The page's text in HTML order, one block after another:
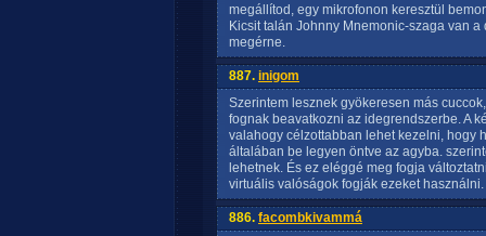
megállítod, egy mikrofonon keresztül
Kicsit talán Johnny Mnemonic-szaga van
megérne.
887. inigom
Szerintem lesznek gyökeresen más
fognak beavatkozni az idegrendszerbe. A
valahogy célzottabban lehet kezelni, hogy
általában be legyen öntve az agyba.
lehetnek. És ez eléggé meg fogja
virtuális valóságok fogják ezeket használni.
886. facombkivammá